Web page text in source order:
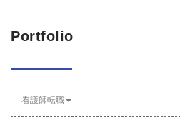
Portfolio
看護師転職